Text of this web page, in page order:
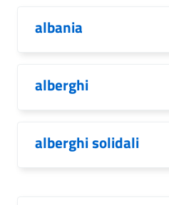
albania
alberghi
alberghi solidali